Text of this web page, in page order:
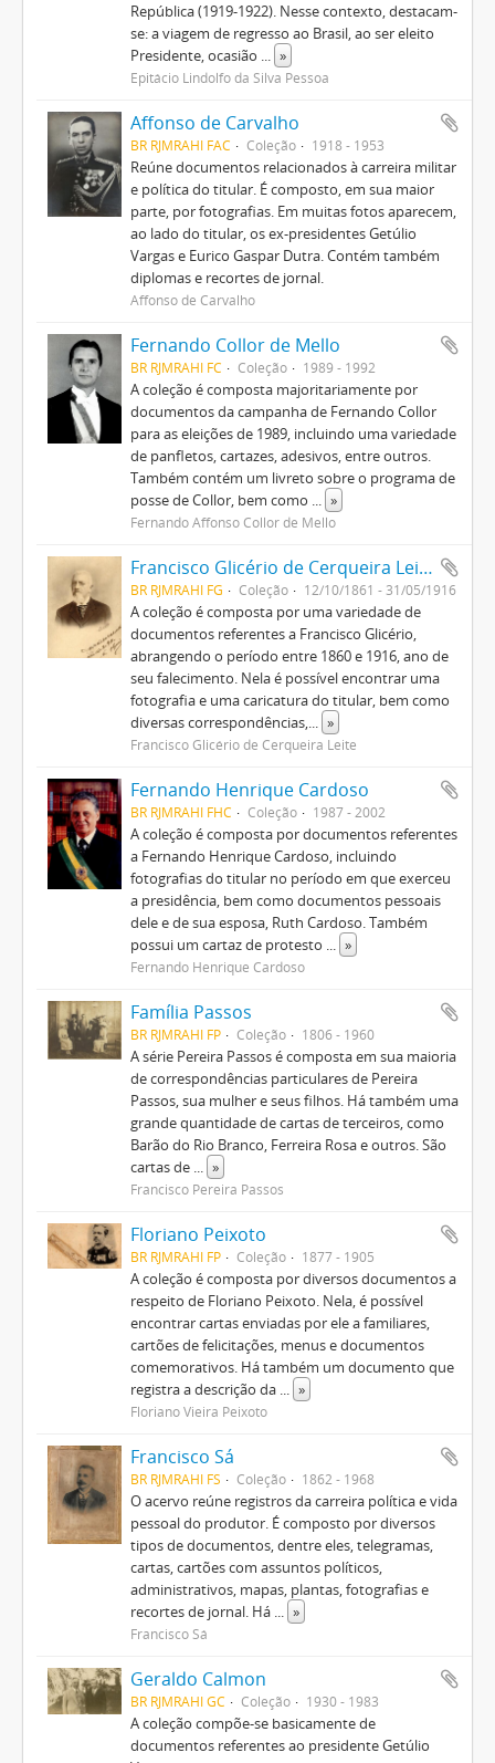
República (1919-1922). Nesse contexto, destacam-
se: a viagem de regresso ao Brasil, ao ser eleito
Presidente, ocasião ... »
Epitácio Lindolfo da Silva Pessoa
Affonso de Carvalho
BR RJMRAHI FAC Coleção 1918 - 1953
Reúne documentos relacionados à carreira militar
e política do titular. É composto, em sua maior
parte, por fotografias. Em muitas fotos aparecem,
ao lado do titular, os ex-presidentes Getúlio
Vargas e Eurico Gaspar Dutra. Contém também
diplomas e recortes de jornal.
Affonso de Carvalho
Fernando Collor de Mello
BR RJMRAHI FC Coleção 1989 - 1992
A coleção é composta majoritariamente por
documentos da campanha de Fernando Collor
para as eleições de 1989, incluindo uma variedade
de panfletos, cartazes, adesivos, entre outros.
Também contém um livreto sobre o programa de
posse de Collor, bem como ... »
Fernando Affonso Collor de Mello
Francisco Glicério de Cerqueira Leite
BR RJMRAHI FG Coleção 12/10/1861 - 31/05/1916
A coleção é composta por uma variedade de
documentos referentes a Francisco Glicério,
abrangendo o período entre 1860 e 1916, ano de
seu falecimento. Nela é possível encontrar uma
fotografia e uma caricatura do titular, bem como
diversas correspondências,... »
Francisco Glicério de Cerqueira Leite
Fernando Henrique Cardoso
BR RJMRAHI FHC Coleção 1987 - 2002
A coleção é composta por documentos referentes
a Fernando Henrique Cardoso, incluindo
fotografias do titular no período em que exerceu
a presidência, bem como documentos pessoais
dele e de sua esposa, Ruth Cardoso. Também
possui um cartaz de protesto ... »
Fernando Henrique Cardoso
Família Passos
BR RJMRAHI FP Coleção 1806 - 1960
A série Pereira Passos é composta em sua maioria
de correspondências particulares de Pereira
Passos, sua mulher e seus filhos. Há também uma
grande quantidade de cartas de terceiros, como
Barão do Rio Branco, Ferreira Rosa e outros. São
cartas de ... »
Francisco Pereira Passos
Floriano Peixoto
BR RJMRAHI FP Coleção 1877 - 1905
A coleção é composta por diversos documentos a
respeito de Floriano Peixoto. Nela, é possível
encontrar cartas enviadas por ele a familiares,
cartões de felicitações, menus e documentos
comemorativos. Há também um documento que
registra a descrição da ... »
Floriano Vieira Peixoto
Francisco Sá
BR RJMRAHI FS Coleção 1862 - 1968
O acervo reúne registros da carreira política e vida
pessoal do produtor. É composto por diversos
tipos de documentos, dentre eles, telegramas,
cartas, cartões com assuntos políticos,
administrativos, mapas, plantas, fotografias e
recortes de jornal. Há ... »
Francisco Sá
Geraldo Calmon
BR RJMRAHI GC Coleção 1930 - 1983
A coleção compõe-se basicamente de
documentos referentes ao presidente Getúlio